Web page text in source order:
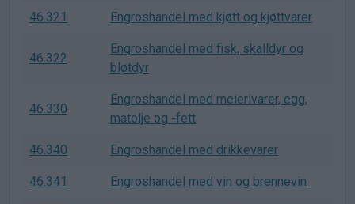
46.321 Engroshandel med kjøtt og kjøttvarer
46.322
Engroshandel med fisk, skalldyr og
bløtdyr
46.330
Engroshandel med meierivarer, egg,
matolje og -fett
46.340 Engroshandel med drikkevarer
46.341 Engroshandel med vin og brennevin